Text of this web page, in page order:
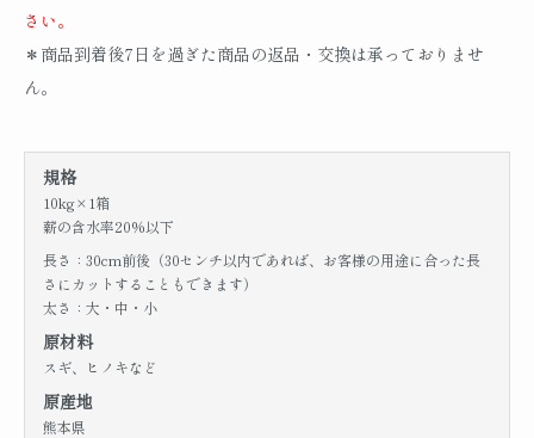
さい。
＊商品到着後7日を過ぎた商品の返品・交換は承っておりませ
ん。
規格
10kg×1箱
薪の含水率20%以下
長さ：30cm前後（30センチ以内であれば、お客様の用途に合った長
さにカットすることもできます）
太さ：大・中・小
原材料
スギ、ヒノキなど
原産地
熊本県